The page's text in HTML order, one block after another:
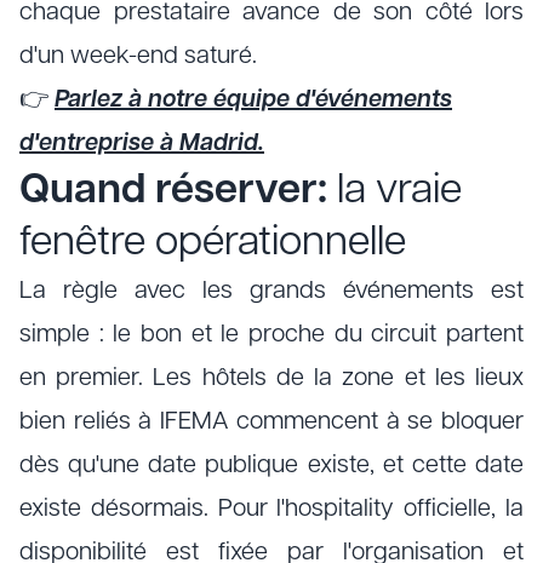
chaque prestataire avance de son côté lors
d'un week-end saturé.
👉 Parlez à notre équipe d'événements
d'entreprise à Madrid.
Quand réserver: la vraie
fenêtre opérationnelle
La règle avec les grands événements est
simple : le bon et le proche du circuit partent
en premier. Les hôtels de la zone et les lieux
bien reliés à IFEMA commencent à se bloquer
dès qu'une date publique existe, et cette date
existe désormais. Pour l'hospitality officielle, la
disponibilité est fixée par l'organisation et